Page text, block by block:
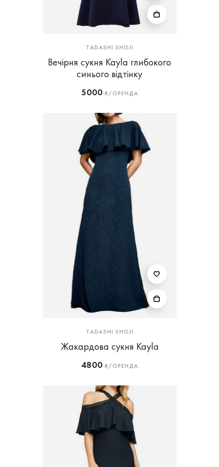
TADASHI SHOJI
Вечірня сукня Kayla глибокого
синього відтінку
5000₴/ОРЕНДА
TADASHI SHOJI
Жакардова сукня Kayla
4800₴/ОРЕНДА